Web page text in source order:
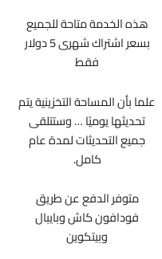
الخدمة متاحة للجميع
بسعر اشتراك شهرى 5 دولار
بأن المساحة التخزينية يتم
يوميًا … وستتلقى
التحديثات لمدة عام
متوفر الدفع عن طريق
فودافون كاش وبايبال
وبيتكوين